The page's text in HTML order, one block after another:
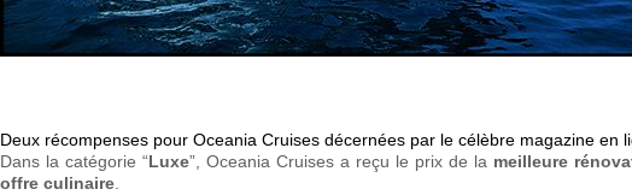
Deux récompenses pour Oceania Cruises décernées par le célèbre magazine en
Dans la catégorie “Luxe”, Oceania Cruises a reçu le prix de la meilleure
offre culinaire.